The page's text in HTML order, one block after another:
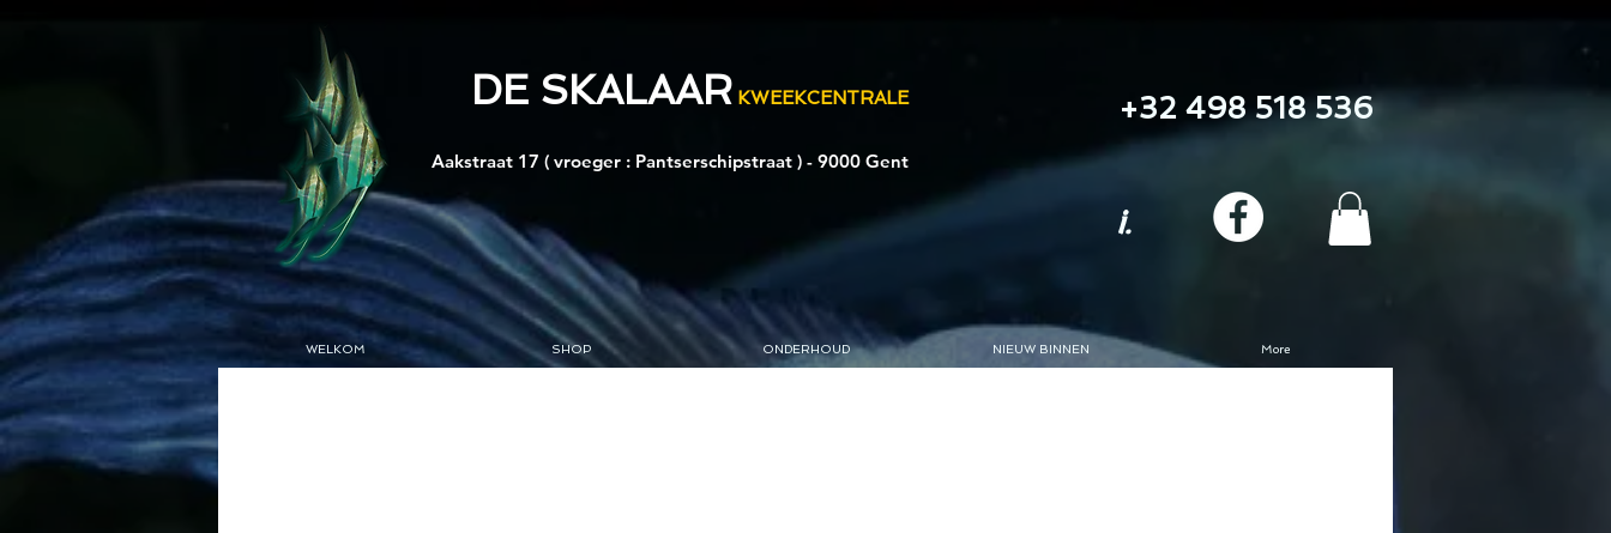
DE SKALAAR KWEEKCENTRALE
Aakstraat 17 ( vroeger : Pantserschipstraat ) - 9000 Gent
+32 498 518 536
i.
WELKOM SHOP ONDERHOUD NIEUW BINNEN More